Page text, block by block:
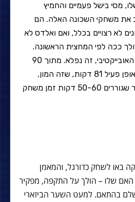
מסי בישל פעמיים והחמיץ
את משחקי השכונה האלה. הם
לא רצויים בכלל, ואם ואלדס לא
ככה לפי המחצית הראשונה.
משעמם זה לא, ולצופה האובייקטיבי, זה נפלא. מתוך 90
דקות, המשחק שוחק באופן פעיל 81 דקות, שזה המון,
בהשוואה למשחקי בונקר שגוררים 50-60 דקות זמן משחק
באו לשחק כדורגל, והמאמן
האם שלו – הולך על התקפה, מפקיר
בהתאם. למעט השער הביזארי